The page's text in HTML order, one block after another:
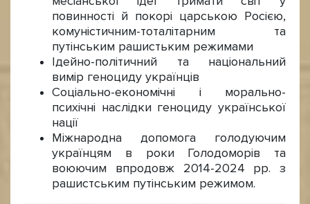
повинності й покорі царською Росією,
комуністичним-тоталітарним та
путінським рашистьким режимами
Ідейно-політичний та національний
вимір геноциду українців
Соціально-економічні і морально-
психічні наслідки геноциду української
нації
Міжнародна допомога голодуючим
українцям в роки Голодоморів та
воюючим впродовж 2014-2024 рр. з
рашистським путінським режимом.